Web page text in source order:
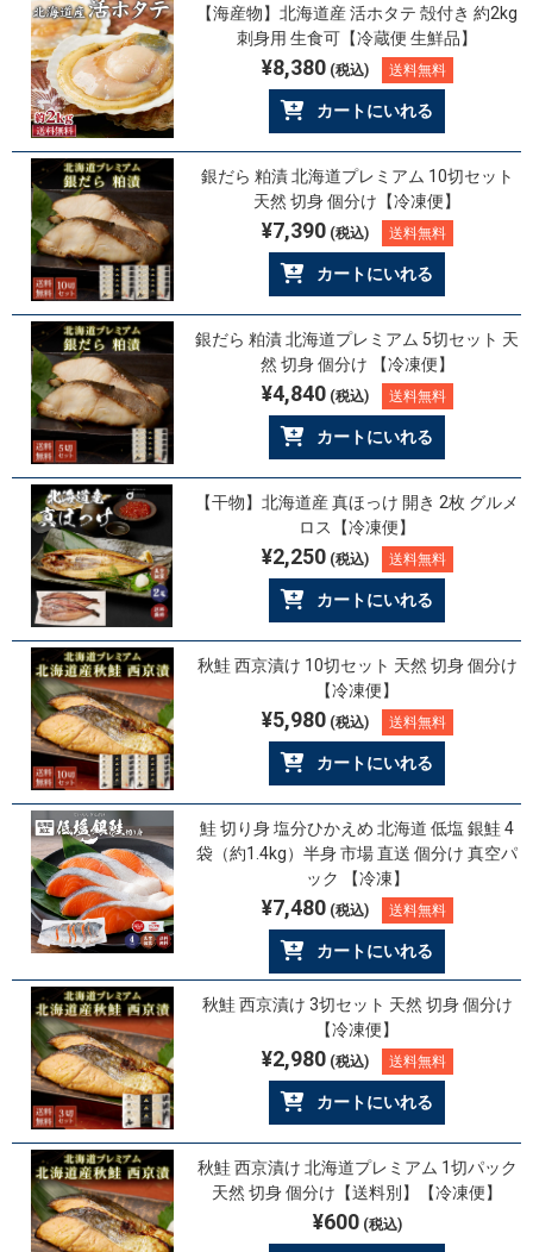
【海産物】北海道産 活ホタテ 殻付き 約2kg
刺身用 生食可【冷蔵便 生鮮品】
¥8,380(税込) 送料無料
カートにいれる
銀だら 粕漬 北海道プレミアム 10切セット
天然 切身 個分け【冷凍便】
¥7,390(税込) 送料無料
カートにいれる
銀だら 粕漬 北海道プレミアム 5切セット 天
然 切身 個分け 【冷凍便】
¥4,840(税込) 送料無料
カートにいれる
【干物】北海道産 真ほっけ 開き 2枚 グルメ
ロス【冷凍便】
¥2,250(税込) 送料無料
カートにいれる
秋鮭 西京漬け 10切セット 天然 切身 個分け
【冷凍便】
¥5,980(税込) 送料無料
カートにいれる
鮭 切り身 塩分ひかえめ 北海道 低塩 銀鮭 4
袋（約1.4kg）半身 市場 直送 個分け 真空パ
ック 【冷凍】
¥7,480(税込) 送料無料
カートにいれる
秋鮭 西京漬け 3切セット 天然 切身 個分け
【冷凍便】
¥2,980(税込) 送料無料
カートにいれる
秋鮭 西京漬け 北海道プレミアム 1切パック
天然 切身 個分け【送料別】【冷凍便】
¥600(税込)